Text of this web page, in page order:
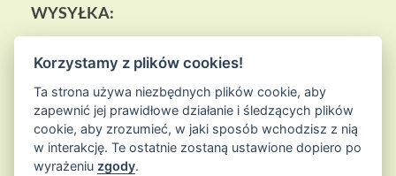
WYSYŁKA:
Korzystamy z plików cookies!
Ta strona używa niezbędnych plików cookie, aby
zapewnić jej prawidłowe działanie i śledzących plików
cookie, aby zrozumieć, w jaki sposób wchodzisz z nią
w interakcję. Te ostatnie zostaną ustawione dopiero po
wyrażeniu zgody.